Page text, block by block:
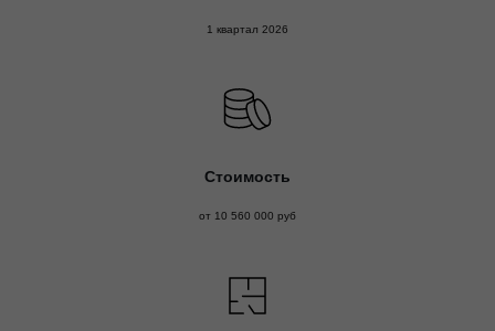
1 квартал 2026
Стоимость
от 10 560 000 руб